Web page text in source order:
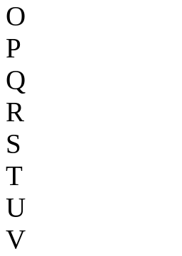
O
P
Q
R
S
T
U
V